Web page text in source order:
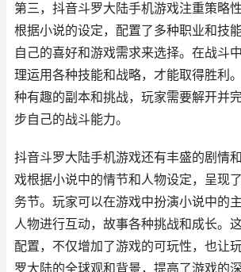
第三，抖音斗罗大陆手机游戏注重策略
根据小说的设定，配置了多种职业和技
自己的喜好和游戏需求来选择。在战斗
理运用各种技能和战略，才能取得胜利
种有趣的副本和挑战，玩家需要解开并
步自己的战斗能力。
抖音斗罗大陆手机游戏还有丰盛的剧情
戏根据小说中的情节和人物设定，呈现
务节。玩家可以在游戏中扮演小说中的
人物进行互动，故事各种挑战和成长。
配置，不仅增加了游戏的可玩性，也让
罗大陆的全球观和背景，提高了游戏的